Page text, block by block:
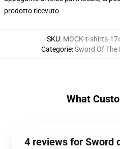
prodotto ricevuto
SKU: MOCK-t-shirts-
Categorie:Sword Of The
What
4 reviews for Sword